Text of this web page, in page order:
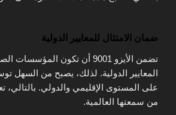
ضمان الامتثال للمعايير الدولية
تضمن الأيزو 9001 أن تكون
المعايير الدولية. لذلك، يصبح من السهل
على المستوى الإقليمي والدولي.
من سمعتها العالمية.